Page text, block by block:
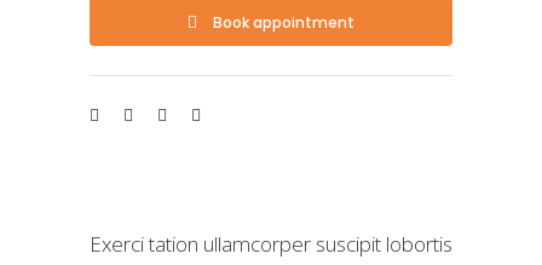
Book appointment
Exerci tation ullamcorper suscipit lobortis